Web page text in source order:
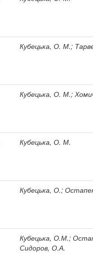
Кубецька, О. М.;
Кубецька, О. М.;
Кубецька, О. М.
Кубецька, О.;
Кубецька, О.М.;
Сидоров, О.А.